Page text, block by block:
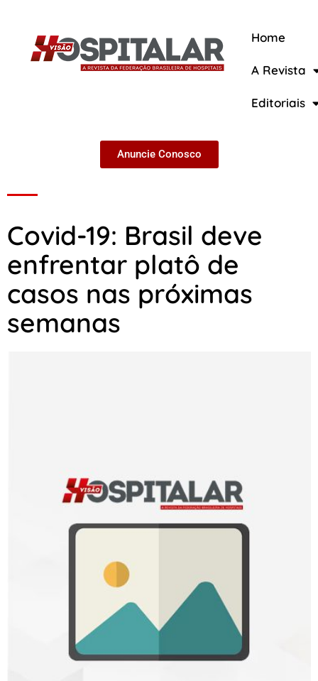
Home
A Revista
Editoriais
Anuncie Conosco
Covid-19: Brasil deve
enfrentar platô de
casos nas próximas
semanas